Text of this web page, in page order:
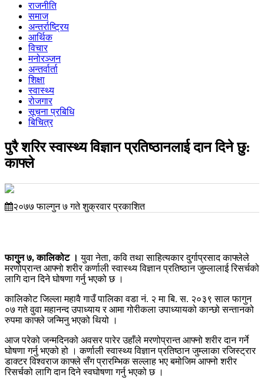
राजनीति
समाज
अन्तर्राष्ट्रिय
आर्थिक
विचार
मनोरञ्जन
अन्तर्वार्ता
शिक्षा
स्वास्थ्य
रोजगार
सूचना प्रबिधि
बिचित्र
पुरै शरिर स्वास्थ्य विज्ञान प्रतिष्ठानलाई दान दिने छु:
काफ्ले
२०७७ फाल्गुन ७ गते शुक्रवार प्रकाशित
फागुन ७, कालिकोट । युवा नेता, कवि तथा साहित्यकार दुर्गाप्रसाद काफ्लेले
मरणोप्रान्त आफ्नो शरीर कर्णाली स्वास्थ्य विज्ञान प्रतिष्ठान जुम्लालाई रिसर्चको
लागि दान दिने घोषणा गर्नु भएको छ ।
कालिकोट जिल्ला महावै गाउँ पालिका वडा नं. २ मा बि. स. २०३९ साल फागुन
०७ गते वुवा महानन्द उपाध्याय र आमा गोरीकला उपाध्यायको कान्छो सन्तानको
रुपमा काफ्ले जन्मिनु भएको थियो ।
आज परेको जन्मदिनको अवसर पारेर उहाँले मरणोप्रान्त आफ्नो शरीर दान गर्ने
घोषणा गर्नु भएको हो । कर्णाली स्वास्थ्य विज्ञान प्रतिष्ठान जुम्लाका रजिस्ट्रार
डाक्टर विश्वराज काफ्ले सँग प्रारम्भिक सल्लाह भए बमोजिम आफ्नो शरीर
रिसर्चको लागि दान दिने स्वघोषणा गर्नु भएको छ ।